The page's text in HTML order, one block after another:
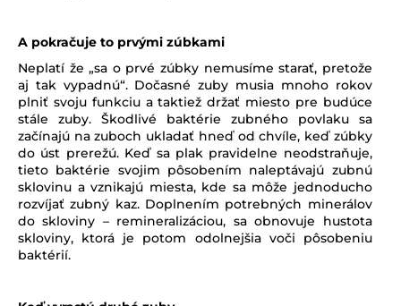
A pokračuje to prvými zúbkami
Neplatí že „sa o prvé zúbky nemusíme starať, pretože
aj tak vypadnú“. Dočasné zuby musia mnoho rokov
plniť svoju funkciu a taktiež držať miesto pre budúce
stále zuby. Škodlivé baktérie zubného povlaku sa
začínajú na zuboch ukladať hneď od chvíle, keď zúbky
do úst prerežú. Keď sa plak pravidelne neodstraňuje,
tieto baktérie svojim pôsobením naleptávajú zubnú
sklovinu a vznikajú miesta, kde sa môže jednoducho
rozvíjať zubný kaz. Doplnením potrebných minerálov
do skloviny – remineralizáciou, sa obnovuje hustota
skloviny, ktorá je potom odolnejšia voči pôsobeniu
baktérií.